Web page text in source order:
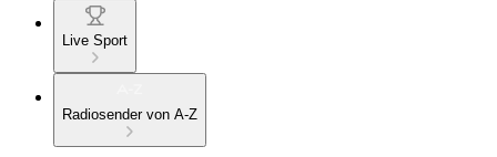
Live Sport
Radiosender von A-Z